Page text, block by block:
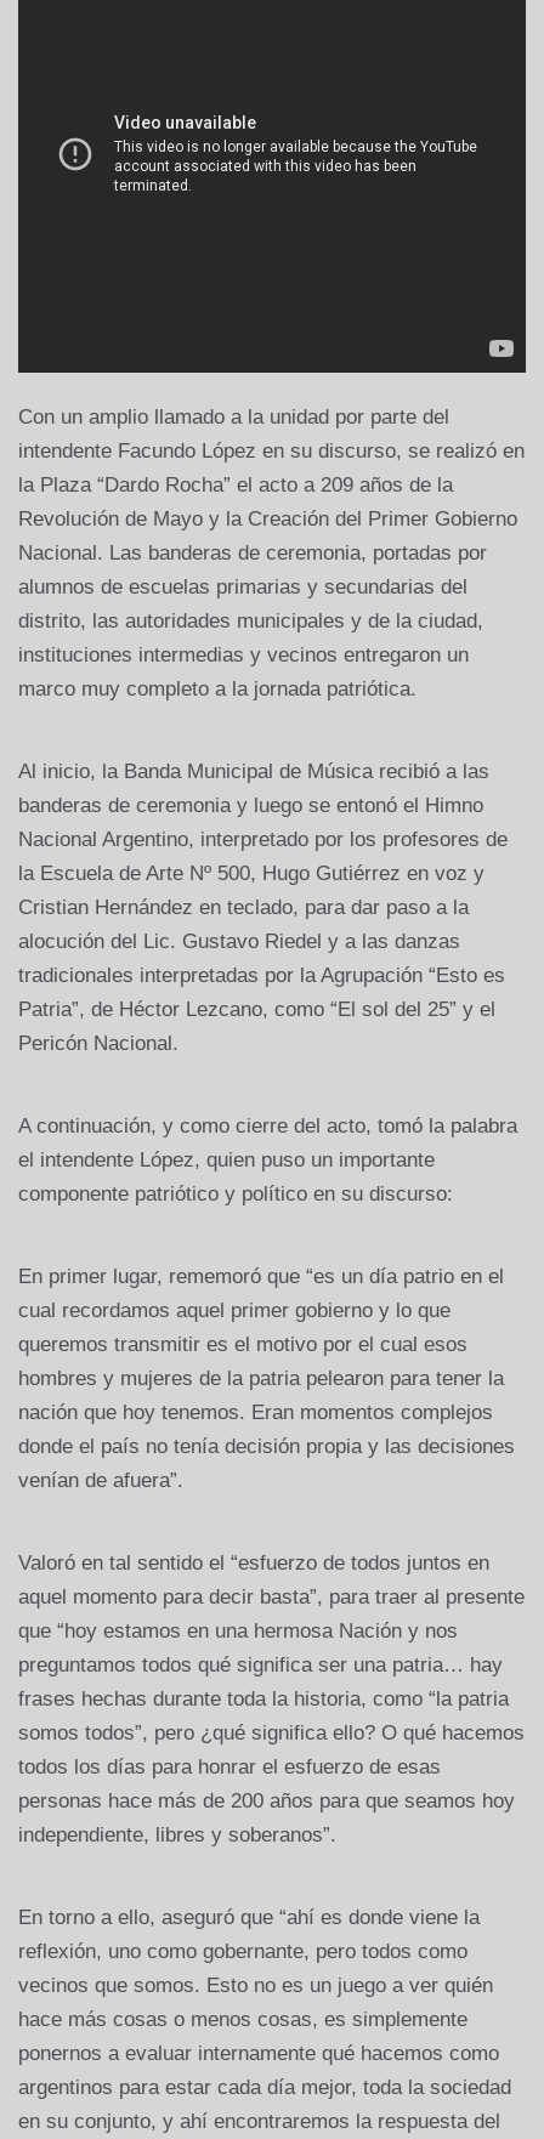
Con un amplio llamado a la unidad por parte del
intendente Facundo López en su discurso, se realizó en
la Plaza “Dardo Rocha” el acto a 209 años de la
Revolución de Mayo y la Creación del Primer Gobierno
Nacional. Las banderas de ceremonia, portadas por
alumnos de escuelas primarias y secundarias del
distrito, las autoridades municipales y de la ciudad,
instituciones intermedias y vecinos entregaron un
marco muy completo a la jornada patriótica.
Al inicio, la Banda Municipal de Música recibió a las
banderas de ceremonia y luego se entonó el Himno
Nacional Argentino, interpretado por los profesores de
la Escuela de Arte Nº 500, Hugo Gutiérrez en voz y
Cristian Hernández en teclado, para dar paso a la
alocución del Lic. Gustavo Riedel y a las danzas
tradicionales interpretadas por la Agrupación “Esto es
Patria”, de Héctor Lezcano, como “El sol del 25” y el
Pericón Nacional.
A continuación, y como cierre del acto, tomó la palabra
el intendente López, quien puso un importante
componente patriótico y político en su discurso:
En primer lugar, rememoró que “es un día patrio en el
cual recordamos aquel primer gobierno y lo que
queremos transmitir es el motivo por el cual esos
hombres y mujeres de la patria pelearon para tener la
nación que hoy tenemos. Eran momentos complejos
donde el país no tenía decisión propia y las decisiones
venían de afuera”.
Valoró en tal sentido el “esfuerzo de todos juntos en
aquel momento para decir basta”, para traer al presente
que “hoy estamos en una hermosa Nación y nos
preguntamos todos qué significa ser una patria… hay
frases hechas durante toda la historia, como “la patria
somos todos”, pero ¿qué significa ello? O qué hacemos
todos los días para honrar el esfuerzo de esas
personas hace más de 200 años para que seamos hoy
independiente, libres y soberanos”.
En torno a ello, aseguró que “ahí es donde viene la
reflexión, uno como gobernante, pero todos como
vecinos que somos. Esto no es un juego a ver quién
hace más cosas o menos cosas, es simplemente
ponernos a evaluar internamente qué hacemos como
argentinos para estar cada día mejor, toda la sociedad
en su conjunto, y ahí encontraremos la respuesta del